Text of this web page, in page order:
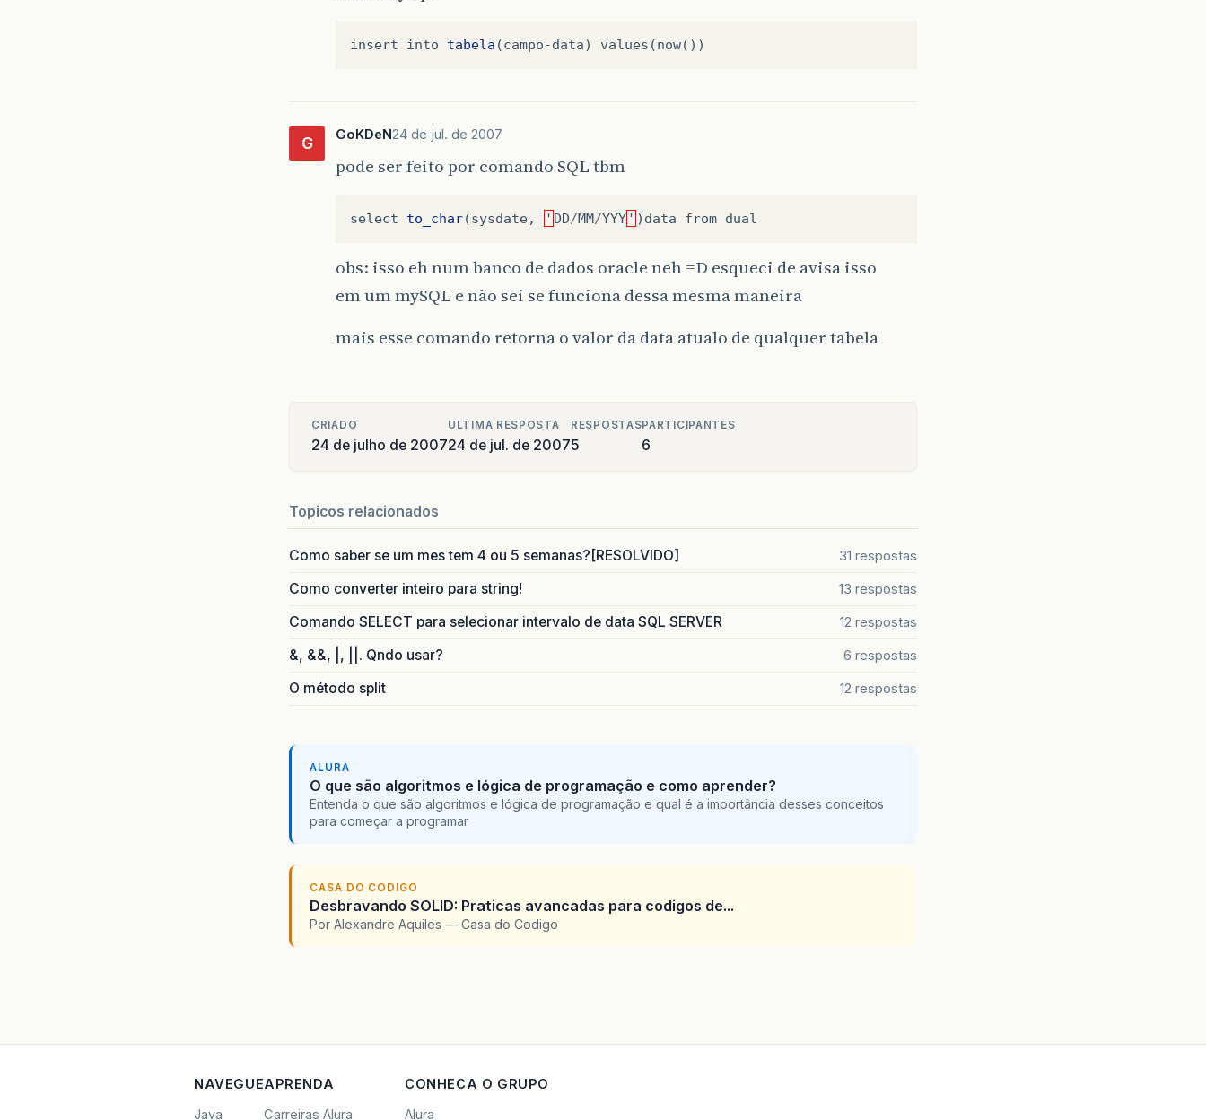
insert into tabela (campo-data) values (now())
G GoKDeN24 de jul. de 2007
pode ser feito por comando SQL tbm
select to_char(sysdate, ' DD/MM/YYY ' ) data from dual
obs: isso eh num banco de dados oracle neh =D esqueci de avisa isso
em um mySQL e não sei se funciona dessa mesma maneira
mais esse comando retorna o valor da data atualo de qualquer tabela
CRIADO
24 de julho de 2007
ULTIMA RESPOSTA
24 de jul. de 2007
RESPOSTAS
5
PARTICIPANTES
6
Topicos relacionados
Como saber se um mes tem 4 ou 5 semanas?[RESOLVIDO] 31 respostas
Como converter inteiro para string! 13 respostas
Comando SELECT para selecionar intervalo de data SQL SERVER 12 respostas
&, &&, |, ||. Qndo usar? 6 respostas
O método split 12 respostas
ALURA
O que são algoritmos e lógica de programação e como aprender?
Entenda o que são algoritmos e lógica de programação e qual é a importância desses conceitos
para começar a programar
CASA DO CODIGO
Desbravando SOLID: Praticas avancadas para codigos de...
Por Alexandre Aquiles — Casa do Codigo
NAVEGUE
Java
APRENDA
Carreiras Alura
CONHECA O GRUPO
Alura